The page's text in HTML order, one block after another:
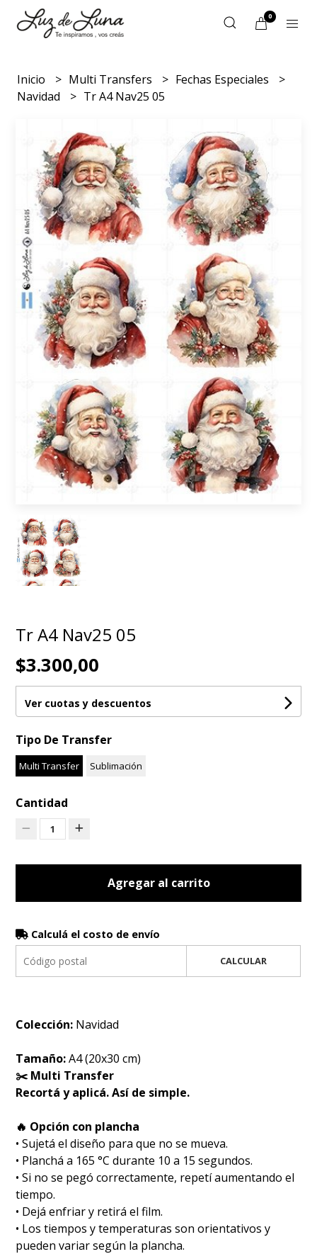
0
Inicio Multi Transfers
Fechas Especiales
Navidad
Tr A4 Nav25 05
Tr A4 Nav25 05
$3.300,00
Ver cuotas y descuentos
Tipo De Transfer
Multi Transfer Sublimación
Cantidad
1
Agregar al carrito
Calculá el costo de envío
CALCULAR
Colección: Navidad
Tamaño:A4 (20x30 cm)
✂️ Multi Transfer
Recortá y aplicá. Así de simple.
🔥 Opción con plancha
• Sujetá el diseño para que no se mueva.
• Planchá a 165 °C durante 10 a 15 segundos.
• Si no se pegó correctamente, repetí aumentando el
tiempo.
• Dejá enfriar y retirá el film.
• Los tiempos y temperaturas son orientativos y
pueden variar según la plancha.